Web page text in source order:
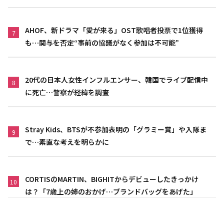
7
AHOF、新ドラマ「愛が来る」OST歌唱者投票で1位獲得
も…関与を否定“事前の協議がなく参加は不可能”
8
20代の日本人女性インフルエンサー、韓国でライブ配信中
に死亡…警察が経緯を調査
9
Stray Kids、BTSが不参加表明の「グラミー賞」や入隊ま
で…素直な考えを明らかに
10
CORTISのMARTIN、BIGHITからデビューしたきっかけ
は？「7歳上の姉のおかげ…ブランドバッグをあげた」